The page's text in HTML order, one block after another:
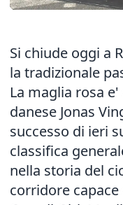
Si chiude oggi a
la tradizionale
La maglia rosa
danese Jonas
successo di ieri
classifica
nella storia del
corridore